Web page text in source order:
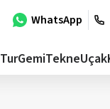
WhatsApp
TurGemiTekneUçak